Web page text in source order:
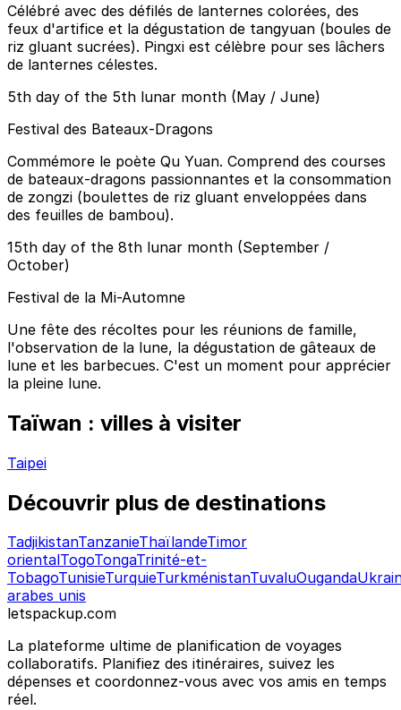
Célébré avec des défilés de lanternes colorées, des
feux d'artifice et la dégustation de tangyuan (boules de
riz gluant sucrées). Pingxi est célèbre pour ses lâchers
de lanternes célestes.
5th day of the 5th lunar month (May / June)
Festival des Bateaux-Dragons
Commémore le poète Qu Yuan. Comprend des courses
de bateaux-dragons passionnantes et la consommation
de zongzi (boulettes de riz gluant enveloppées dans
des feuilles de bambou).
15th day of the 8th lunar month (September /
October)
Festival de la Mi-Automne
Une fête des récoltes pour les réunions de famille,
l'observation de la lune, la dégustation de gâteaux de
lune et les barbecues. C'est un moment pour apprécier
la pleine lune.
Taïwan : villes à visiter
Taipei
Découvrir plus de destinations
TadjikistanTanzanieThaïlandeTimor
orientalTogoTongaTrinité-et-
TobagoTunisieTurquieTurkménistanTuvaluOuganda
arabes unis
letspackup.com
La plateforme ultime de planification de voyages
collaboratifs. Planifiez des itinéraires, suivez les
dépenses et coordonnez-vous avec vos amis en temps
réel.